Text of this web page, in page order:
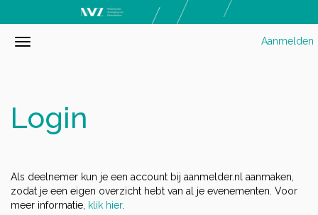
Aanmelden
Login
Als deelnemer kun je een account bij aanmelder.nl aanmaken,
zodat je een eigen overzicht hebt van al je evenementen. Voor
meer informatie, klik hier.